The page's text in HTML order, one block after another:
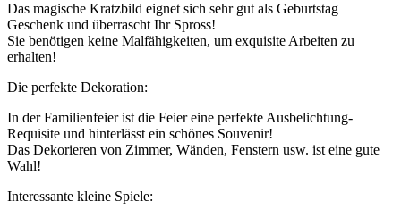
Das magische Kratzbild eignet sich sehr gut als Geburtstag
Geschenk und überrascht Ihr Spross!
Sie benötigen keine Malfähigkeiten, um exquisite Arbeiten zu
erhalten!
Die perfekte Dekoration:
In der Familienfeier ist die Feier eine perfekte Ausbelichtung-
Requisite und hinterlässt ein schönes Souvenir!
Das Dekorieren von Zimmer, Wänden, Fenstern usw. ist eine gute
Wahl!
Interessante kleine Spiele: